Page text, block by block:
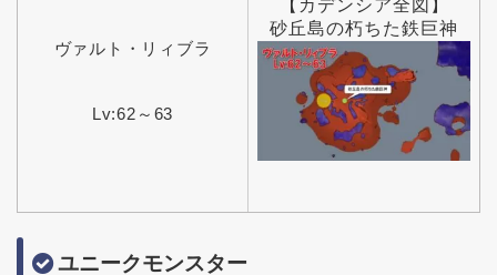
ヴァルト・リィブラ
Lv:62～63
【カデンシア全図】
砂丘島の朽ちた鉄巨神
ユニークモンスター